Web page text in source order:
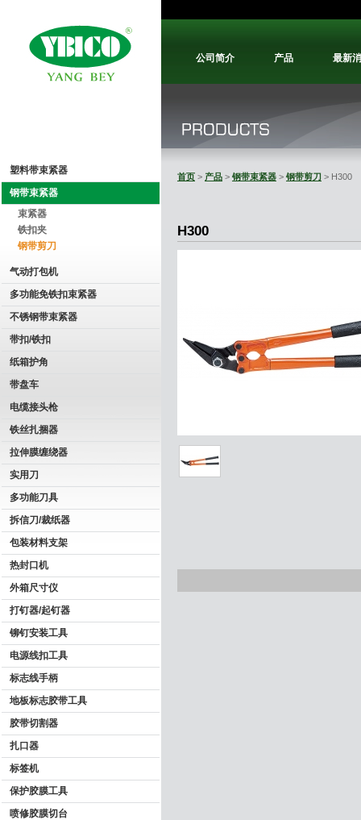
塑料带束紧器
钢带束紧器
束紧器
铁扣夹
钢带剪刀
气动打包机
多功能免铁扣束紧器
不锈钢带束紧器
带扣/铁扣
纸箱护角
带盘车
电缆接头枪
铁丝扎捆器
拉伸膜缠绕器
实用刀
多功能刀具
拆信刀/裁纸器
包装材料支架
热封口机
外箱尺寸仪
打钉器/起钉器
铆钉安装工具
电源线扣工具
标志线手柄
地板标志胶带工具
胶带切割器
扎口器
标签机
保护胶膜工具
喷修胶膜切台
公司简介 产品 最新
首页 > 产品 > 钢带束紧器 > 钢带剪刀 > H300
H300